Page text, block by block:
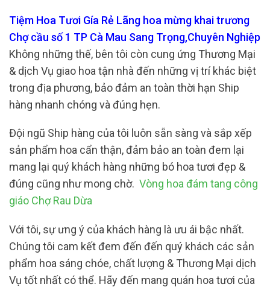
Tiệm Hoa Tươi Gía Rẻ Lãng hoa mừng khai trương
Chợ cầu số 1 TP Cà Mau Sang Trọng,Chuyên Nghiệp
Không những thế, bên tôi còn cung ứng Thương Mại
& dịch Vụ giao hoa tận nhà đến những vị trí khác biệt
trong địa phương, bảo đảm an toàn thời hạn Ship
hàng nhanh chóng và đúng hẹn.
Đội ngũ Ship hàng của tôi luôn sẵn sàng và sắp xếp
sản phẩm hoa cẩn thận, đảm bảo an toàn đem lại
mang lại quý khách hàng những bó hoa tươi đẹp &
đúng cũng như mong chờ. Vòng hoa đám tang công
giáo Chợ Rau Dừa
Với tôi, sự ưng ý của khách hàng là ưu ái bậc nhất.
Chúng tôi cam kết đem đến đến quý khách các sản
phẩm hoa sáng chóe, chất lượng & Thương Mại dịch
Vụ tốt nhất có thể. Hãy đến mang quán hoa tươi của